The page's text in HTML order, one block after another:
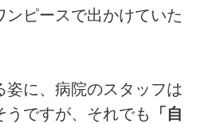
ンピースで出かけていた
姿に、病院のスタッフは
うですが、それでも
「自